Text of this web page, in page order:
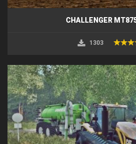
CHALLENGER
1303